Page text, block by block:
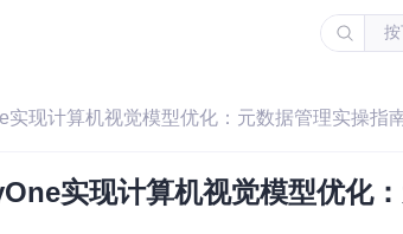
实现计算机视觉模型优化：元数据管理实操指
实现计算机视觉模型优化